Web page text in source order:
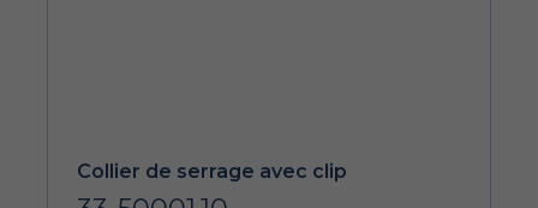
Collier de serrage avec clip